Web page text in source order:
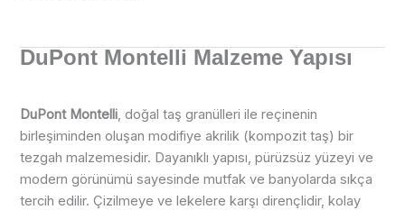
DuPont Montelli Malzeme Yapısı
DuPont Montelli , doğal taş granülleri ile reçinenin
birleşiminden oluşan modifiye akrilik (kompozit taş) bir
tezgah malzemesidir. Dayanıklı yapısı, pürüzsüz yüzeyi ve
modern görünümü sayesinde mutfak ve banyolarda sıkça
tercih edilir. Çizilmeye ve lekelere karşı dirençlidir, kolay